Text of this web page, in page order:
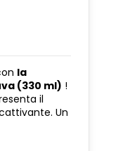
la
(330 ml) !
il
Un